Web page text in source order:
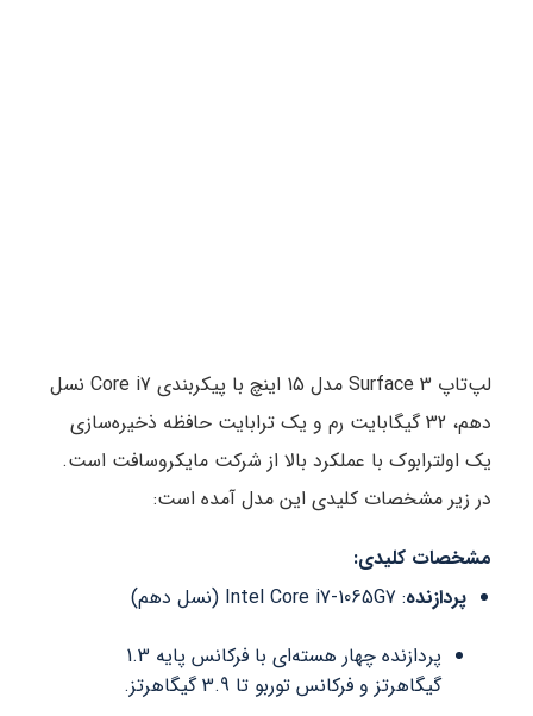
لپ‌تاپ Surface 3 مدل 15 اینچ با پیکربندی Core i7 نسل
دهم، 32 گیگابایت رم و یک ترابایت حافظه ذخیره‌سازی
یک اولترابوک با عملکرد بالا از شرکت مایکروسافت است.
در زیر مشخصات کلیدی این مدل آمده است:
مشخصات کلیدی:
پردازنده: Intel Core i7-1065G7 (نسل دهم)
پردازنده چهار هسته‌ای با فرکانس پایه 1.3
گیگاهرتز و فرکانس توربو تا 3.9 گیگاهرتز.